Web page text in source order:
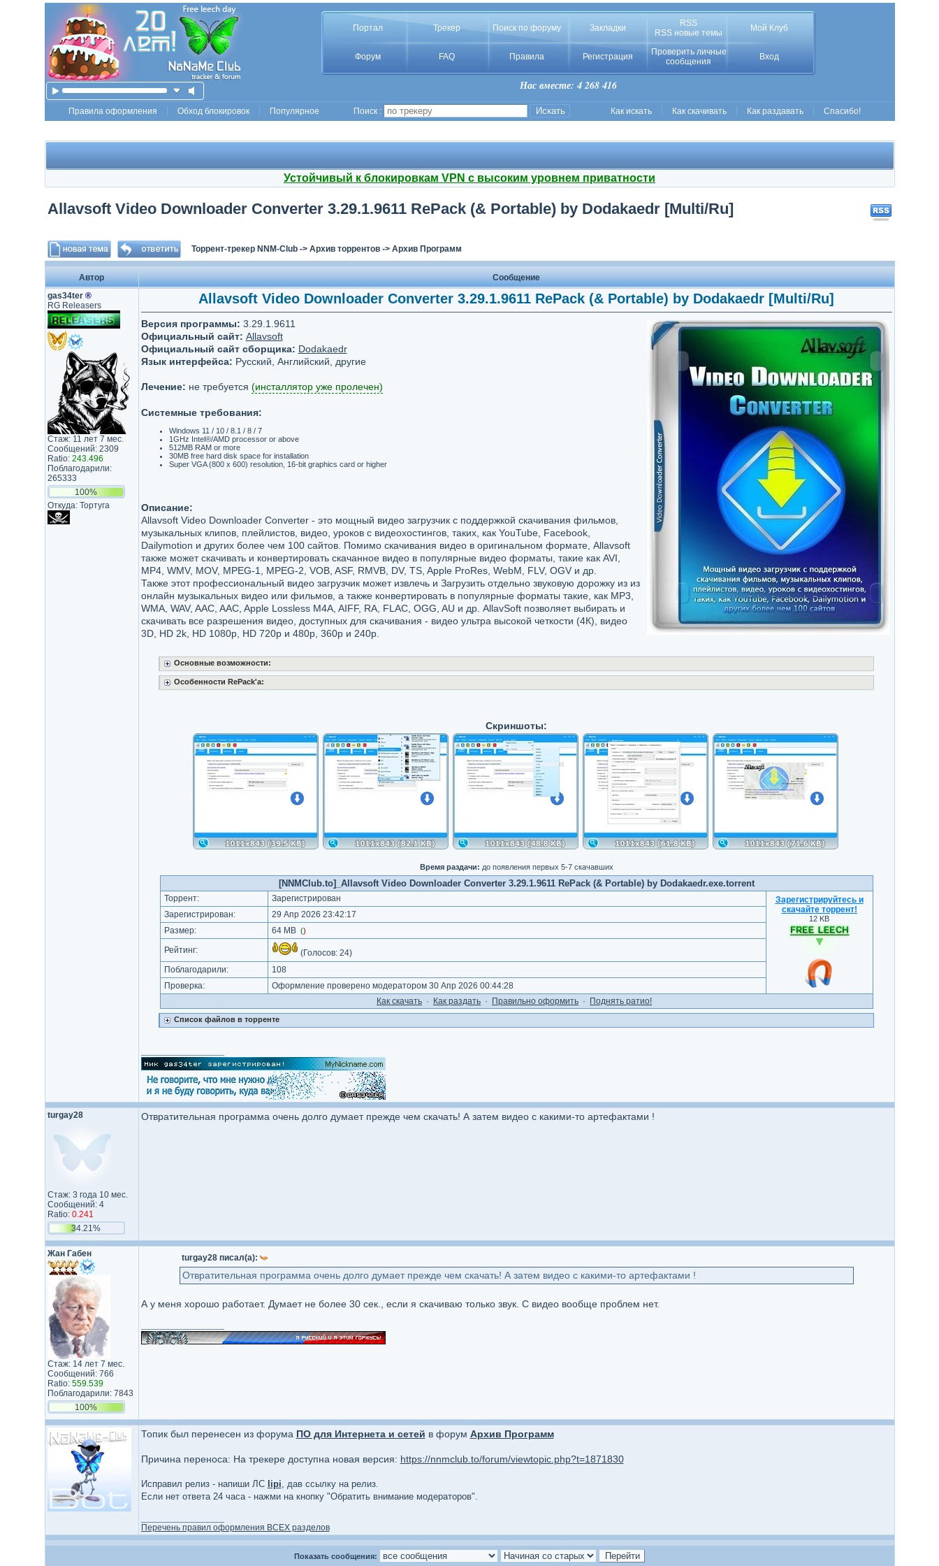
Портал Трекер Поиск по форуму Закладки
RSS
RSS новые темы
Мой Клуб
Форум FAQ Правила Регистрация
Проверить личные
сообщения
Вход
Нас вместе: 4 268 416
Правила оформления Обход блокировок Популярное Поиск : Как искать Как скачивать Как раздавать Спасибо!
Устойчивый к блокировкам VPN с высоким уровнем приватности
Allavsoft Video Downloader Converter 3.29.1.9611 RePack (& Portable) by Dodakaedr [Multi/Ru]
Торрент-трекер NNM-Club-> Архив торрентов-> Архив Программ
Автор
Сообщение
gas34ter ®
RG Releasers
Стаж: 11 лет 7 мес.
Сообщений: 2309
Ratio: 243.496
Поблагодарили:
265333
100%
Откуда: Тортуга
Allavsoft Video Downloader Converter 3.29.1.9611 RePack (& Portable) by Dodakaedr [Multi/Ru]
Версия программы: 3.29.1.9611
Официальный сайт: Allavsoft
Официальный сайт сборщика: Dodakaedr
Язык интерфейса: Русский, Английский, другие
Лечение: не требуется (инсталлятор уже пролечен)
Системные требования:
Windows 11 / 10 / 8.1 / 8 / 7
1GHz Intel®/AMD processor or above
512MB RAM or more
30MB free hard disk space for installation
Super VGA (800 x 600) resolution, 16-bit graphics card or higher
Описание:
Allavsoft Video Downloader Converter - это мощный видео загрузчик с поддержкой скачивания фильмов,
музыкальных клипов, плейлистов, видео, уроков с видеохостингов, таких, как YouTube, Facebook,
Dailymotion и других более чем 100 сайтов. Помимо скачивания видео в оригинальном формате, Allavsoft
также может скачивать и конвертировать скачанное видео в популярные видео форматы, такие как AVI,
MP4, WMV, MOV, MPEG-1, MPEG-2, VOB, ASF, RMVB, DV, TS, Apple ProRes, WebM, FLV, OGV и др.
Также этот профессиональный видео загрузчик может извлечь и Загрузить отдельно звуковую дорожку из из
онлайн музыкальных видео или фильмов, а также конвертировать в популярные форматы такие, как MP3,
WMA, WAV, AAC, AAC, Apple Lossless M4A, AIFF, RA, FLAC, OGG, AU и др. AllavSoft позволяет выбирать и
скачивать все разрешения видео, доступных для скачивания - видео ультра высокой четкости (4К), видео
3D, HD 2k, HD 1080p, HD 720p и 480p, 360p и 240р.
Основные возможности:
Особенности RePack'a:
Скриншоты:
Время раздачи: до появления первых 5-7 скачавших
[NNMClub.to]_Allavsoft Video Downloader Converter 3.29.1.9611 RePack (& Portable) by Dodakaedr.exe.torrent
Торрент: Зарегистрирован
Зарегистрируйтесь и
скачайте торрент!
12 KB
Зарегистрирован:
29 Апр 2026 23:42:17
Размер:
64 MB ()
Рейтинг: (Голосов: 24)
Поблагодарили:
108
Проверка:
Оформление проверено модератором 30 Апр 2026 00:44:28
Как cкачать · Как раздать · Правильно оформить · Поднять ратио!
Список файлов в торренте
turgay28
Стаж: 3 года 10 мес.
Сообщений: 4
Ratio: 0.241
34.21%
Отвратительная программа очень долго думает прежде чем скачать! А затем видео с какими-то артефактами !
Жан Габен
Стаж: 14 лет 7 мес.
Сообщений: 766
Ratio: 559.539
Поблагодарили: 7843
100%
turgay28 писал(а):
Отвратительная программа очень долго думает прежде чем скачать! А затем видео с какими-то артефактами !
А у меня хорошо работает. Думает не более 30 сек., если я скачиваю только звук. С видео вообще проблем нет.
Топик был перенесен из форума ПО для Интернета и сетей в форум Архив Программ
Причина переноса: На трекере доступна новая версия: https://nnmclub.to/forum/viewtopic.php?t=1871830
Исправил релиз - напиши ЛС lipi, дав ссылку на релиз.
Если нет ответа 24 часа - нажми на кнопку "Обратить внимание модераторов".
Перечень правил оформления ВСЕХ разделов
Показать сообщения: